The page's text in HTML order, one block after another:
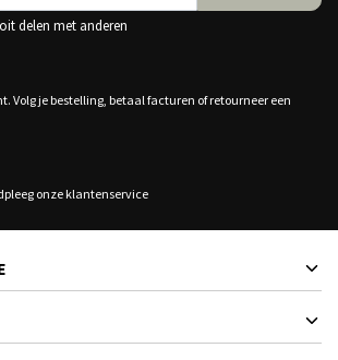
delen met anderen
Volg je bestelling, betaal facturen of retourneer een
onze klantenservice